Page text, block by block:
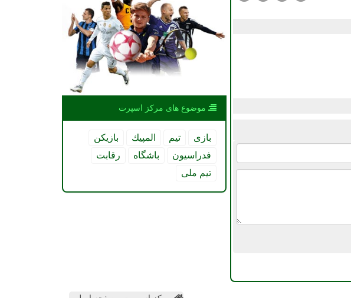
موضوع های مركز اسپرت
بازی تیم المپیك
بازیكن
فدراسیون
باشگاه
رقابت
تیم ملی